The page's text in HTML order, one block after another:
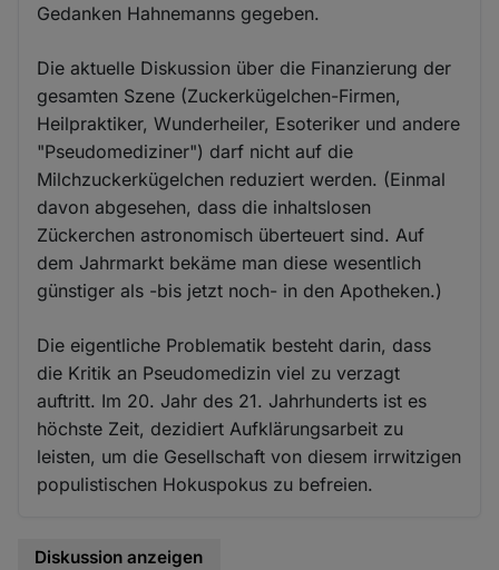
Gedanken Hahnemanns gegeben.
Die aktuelle Diskussion über die Finanzierung der
gesamten Szene (Zuckerkügelchen-Firmen,
Heilpraktiker, Wunderheiler, Esoteriker und andere
"Pseudomediziner") darf nicht auf die
Milchzuckerkügelchen reduziert werden. (Einmal
davon abgesehen, dass die inhaltslosen
Zückerchen astronomisch überteuert sind. Auf
dem Jahrmarkt bekäme man diese wesentlich
günstiger als -bis jetzt noch- in den Apotheken.)
Die eigentliche Problematik besteht darin, dass
die Kritik an Pseudomedizin viel zu verzagt
auftritt. Im 20. Jahr des 21. Jahrhunderts ist es
höchste Zeit, dezidiert Aufklärungsarbeit zu
leisten, um die Gesellschaft von diesem irrwitzigen
populistischen Hokuspokus zu befreien.
Diskussion anzeigen